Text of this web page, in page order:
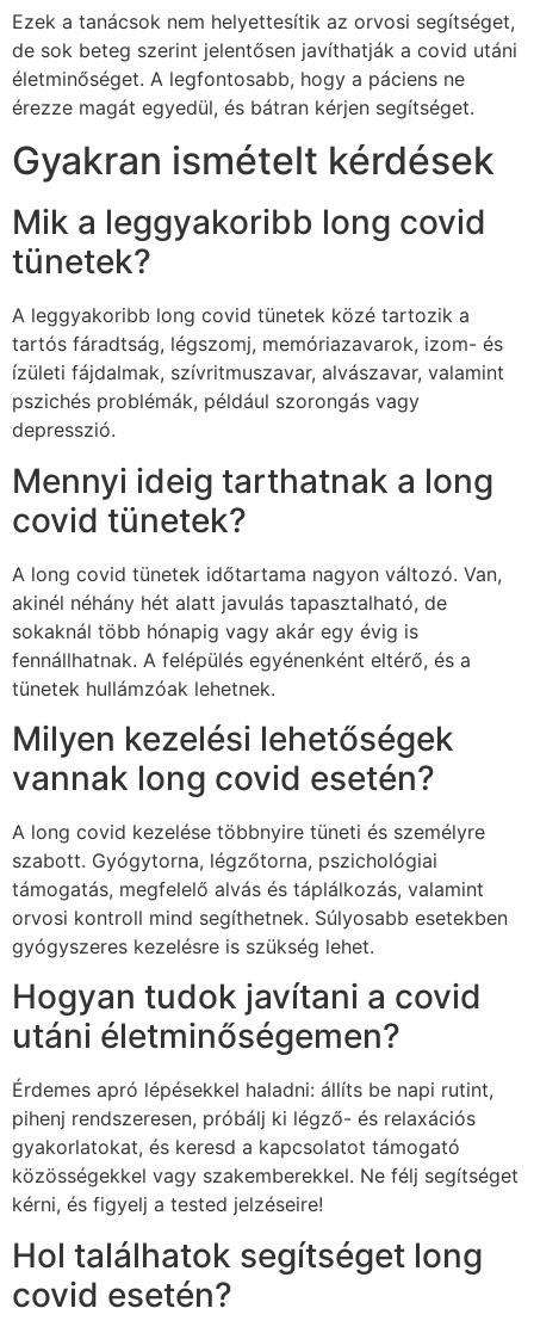
Ezek a tanácsok nem helyettesítik az orvosi segítséget,
de sok beteg szerint jelentősen javíthatják a covid utáni
életminőséget. A legfontosabb, hogy a páciens ne
érezze magát egyedül, és bátran kérjen segítséget.
Gyakran ismételt kérdések
Mik a leggyakoribb long covid
tünetek?
A leggyakoribb long covid tünetek közé tartozik a
tartós fáradtság, légszomj, memóriazavarok, izom- és
ízületi fájdalmak, szívritmuszavar, alvászavar, valamint
pszichés problémák, például szorongás vagy
depresszió.
Mennyi ideig tarthatnak a long
covid tünetek?
A long covid tünetek időtartama nagyon változó. Van,
akinél néhány hét alatt javulás tapasztalható, de
sokaknál több hónapig vagy akár egy évig is
fennállhatnak. A felépülés egyénenként eltérő, és a
tünetek hullámzóak lehetnek.
Milyen kezelési lehetőségek
vannak long covid esetén?
A long covid kezelése többnyire tüneti és személyre
szabott. Gyógytorna, légzőtorna, pszichológiai
támogatás, megfelelő alvás és táplálkozás, valamint
orvosi kontroll mind segíthetnek. Súlyosabb esetekben
gyógyszeres kezelésre is szükség lehet.
Hogyan tudok javítani a covid
utáni életminőségemen?
Érdemes apró lépésekkel haladni: állíts be napi rutint,
pihenj rendszeresen, próbálj ki légző- és relaxációs
gyakorlatokat, és keresd a kapcsolatot támogató
közösségekkel vagy szakemberekkel. Ne félj segítséget
kérni, és figyelj a tested jelzéseire!
Hol találhatok segítséget long
covid esetén?